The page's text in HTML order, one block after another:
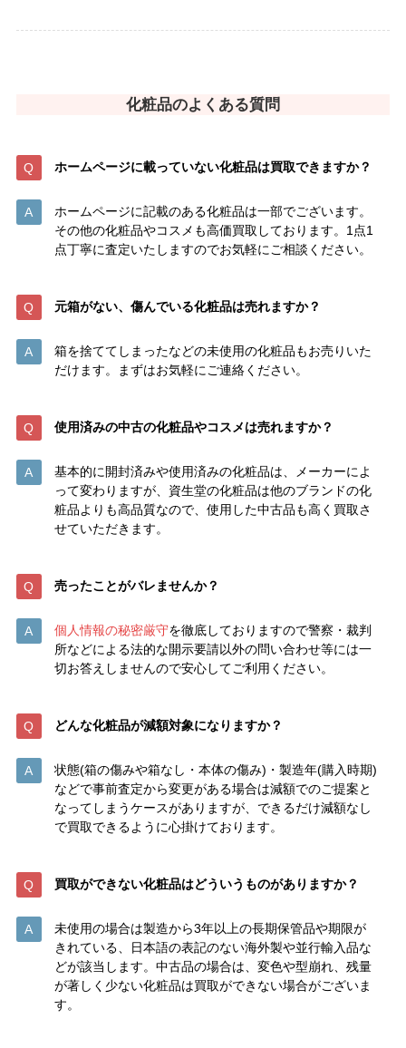
化粧品のよくある質問
ホームページに載っていない化粧品は買取できますか？
ホームページに記載のある化粧品は一部でございます。
その他の化粧品やコスメも高価買取しております。1点1
点丁寧に査定いたしますのでお気軽にご相談ください。
元箱がない、傷んでいる化粧品は売れますか？
箱を捨ててしまったなどの未使用の化粧品もお売りいた
だけます。まずはお気軽にご連絡ください。
使用済みの中古の化粧品やコスメは売れますか？
基本的に開封済みや使用済みの化粧品は、メーカーによ
って変わりますが、資生堂の化粧品は他のブランドの化
粧品よりも高品質なので、使用した中古品も高く買取さ
せていただきます。
売ったことがバレませんか？
個人情報の秘密厳守を徹底しておりますので警察・裁判
所などによる法的な開示要請以外の問い合わせ等には一
切お答えしませんので安心してご利用ください。
どんな化粧品が減額対象になりますか？
状態(箱の傷みや箱なし・本体の傷み)・製造年(購入時期)
などで事前査定から変更がある場合は減額でのご提案と
なってしまうケースがありますが、できるだけ減額なし
で買取できるように心掛けております。
買取ができない化粧品はどういうものがありますか？
未使用の場合は製造から3年以上の長期保管品や期限が
きれている、日本語の表記のない海外製や並行輸入品な
どが該当します。中古品の場合は、変色や型崩れ、残量
が著しく少ない化粧品は買取ができない場合がございま
す。